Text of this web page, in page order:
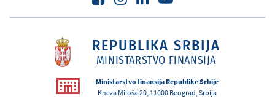
REPUBLIKA SRBIJA
MINISTARSTVO FINANSIJA
Ministarstvo finansija Republike Srbije
Kneza Miloša 20, 11000 Beograd, Srbija